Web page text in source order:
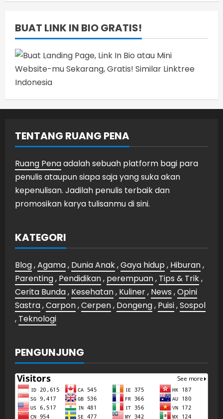
BUAT LINK IN BIO GRATIS!
TENTANG RUANG PENA
Ruang Penaadalah sebuah platform bagi para
penulis ataupun siapa saja yang suka akan
kepenulisan. Jadilah penulis terbaik dan
promosikan karya tulisanmu di sini.
KATEGORI
Blog,Agama, Dunia Anak,Gaya hidup , Hiburan,
Parenting, Pendidikan, perempuan, Tips & Trik,
Cerita Bunda, Kesehatan, Kuliner, News ,Opini
Sastra,Carpon,Cerpen, Dongeng, Puisi,Sospol
, Teknologi
PENGUNJUNG